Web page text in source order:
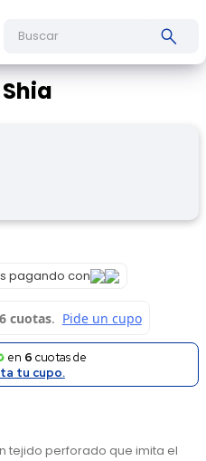
pagando con
en 6 cuotas de
tu cupo.
tejido perforado que imita el